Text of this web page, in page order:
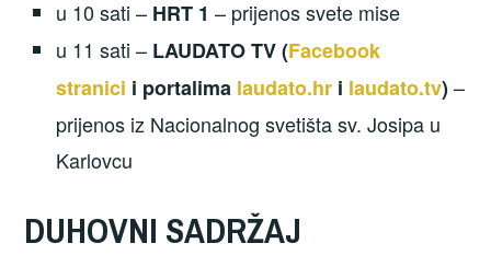
u 10 sati – HRT 1– prijenos svete mise
u 11 sati – LAUDATO TV (Facebook
stranici i portalima laudato.hr i laudato.tv)–
prijenos iz Nacionalnog svetišta sv. Josipa u
Karlovcu
DUHOVNI SADRŽAJ